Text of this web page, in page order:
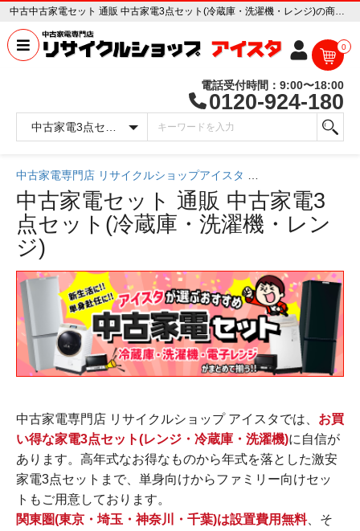
中古中古家電セット 通販 中古家電3点セット(冷蔵庫・洗濯機・レンジ)の商品一覧 中古家電専門店 リサイクルショップ アイスタ
0
電話受付時間：9:00〜18:00
0120-924-180
中古家電専門店 リサイクルショップアイスタ
中古家電セット 通販 中古家電3
点セット(冷蔵庫・洗濯機・レン
ジ)
中古家電専門店 リサイクルショップ アイスタでは、 お買
い得な家電3点セット(レンジ・冷蔵庫・洗濯機)に自信が
あります。高年式なお得なものから年式を落とした激安
家電3点セットまで、単身向けからファミリー向けセッ
トもご用意しております。
関東圏(東京・埼玉・神奈川・千葉)は設置費用無料、そ